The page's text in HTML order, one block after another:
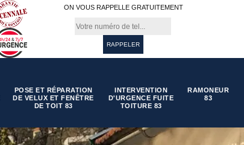
ON VOUS RAPPELLE GRATUITEMENT
POSE ET RÉPARATION
DE VELUX ET FENÊTRE
DE TOIT 83
INTERVENTION
D'URGENCE FUITE
TOITURE 83
RAMONEUR
83